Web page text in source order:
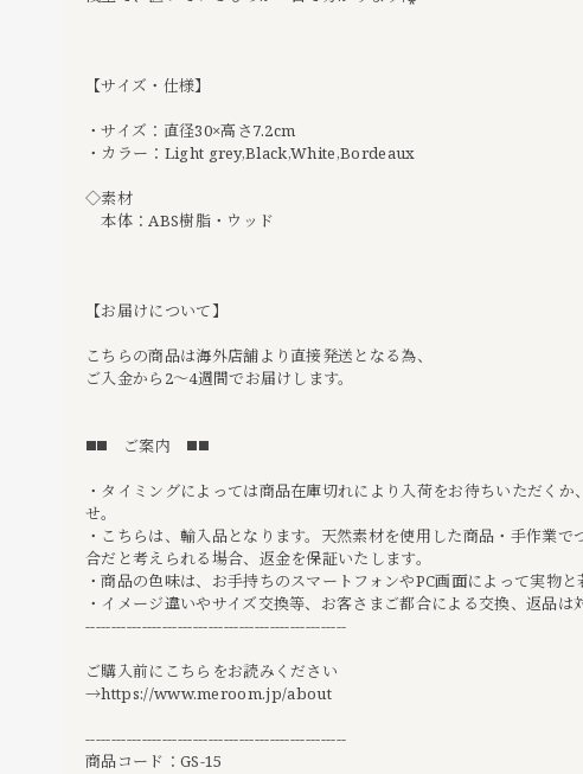
【サイズ・仕様】
・サイズ：直径30×高さ7.2cm
・カラー：Light grey,Black,White,Bordeaux
◇素材
本体：ABS樹脂・ウッド
【お届けについて】
こちらの商品は海外店舗より直接発送となる為、
ご入金から2〜4週間でお届けします。
◼️◼️ ご案内 ◼️◼️
・タイミングによっては商品在庫切れにより入荷をお待ちいただく
せ。
・こちらは、輸入品となります。天然素材を使用した商品・手作業
合だと考えられる場合、返金を保証いたします。
・商品の色味は、お手持ちのスマートフォンやPC画面によって実物と
・イメージ違いやサイズ交換等、お客さまご都合による交換、返品は
---------------------------------------------------
ご購入前にこちらをお読みください
→https://www.meroom.jp/about
---------------------------------------------------
商品コード：GS-15